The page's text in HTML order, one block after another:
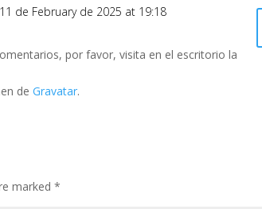
de February de 2025 at 19:18
por favor, visita en el escritorio la
deGravatar.
marked*